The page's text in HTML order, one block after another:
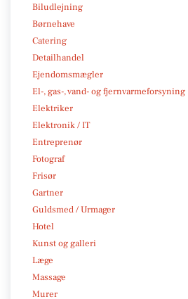
Biludlejning
Børnehave
Catering
Detailhandel
Ejendomsmægler
El-, gas-, vand- og fjernvarmeforsyning
Elektriker
Elektronik / IT
Entreprenør
Fotograf
Frisør
Gartner
Guldsmed / Urmager
Hotel
Kunst og galleri
Læge
Massage
Murer